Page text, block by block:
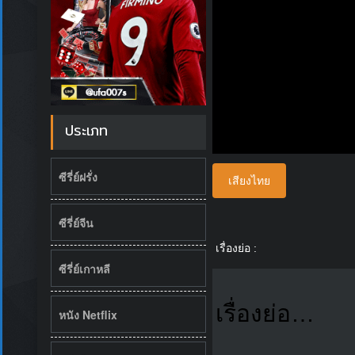
ประเภท
ซีรี่ย์ฝรั่ง
ซีรี่ย์จีน
ซีรี่ย์เกาหลี
หนัง Netflix
เสียงไทย
เรื่องย่อ :
เรื่องย่อ…